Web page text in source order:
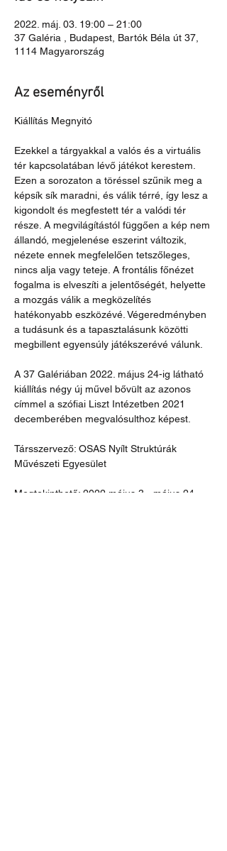
2022. máj. 03. 19:00 – 21:00
37 Galéria , Budapest, Bartók Béla út 37,
1114 Magyarország
Az eseményről
Kiállítás Megnyitó
Ezekkel a tárgyakkal a valós és a virtuális
tér kapcsolatában lévő játékot kerestem.
Ezen a sorozaton a töréssel szűnik meg a
képsík sík maradni, és válik térré, így lesz a
kigondolt és megfestett tér a valódi tér
része. A megvilágítástól függően a kép nem
állandó, megjelenése eszerint változik,
nézete ennek megfelelően tetszőleges,
nincs alja vagy teteje. A frontális főnézet
fogalma is elveszíti a jelentőségét, helyette
a mozgás válik a megközelítés
hatékonyabb eszközévé. Végeredményben
a tudásunk és a tapasztalásunk közötti
megbillent egyensúly játékszerévé válunk.
A 37 Galériában 2022. május 24-ig látható
kiállítás négy új művel bővült az azonos
címmel a szófiai Liszt Intézetben 2021
decemberében megvalósulthoz képest.
Társszervező: OSAS Nyílt Struktúrák
Művészeti Egyesület
Megtekinthető: 2022 május 3 - május 24.